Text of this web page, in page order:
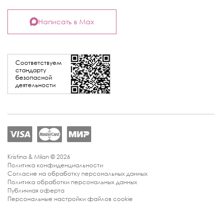
Соответствуем
стандарту
безопасной
деятельности
Написать в Max
Kristina & Milan © 2026
Политика конфиденциальности
Согласие на обработку персональных данных
Политика обработки персональных данных
Публичная оферта
Персональные настройки файлов cookie